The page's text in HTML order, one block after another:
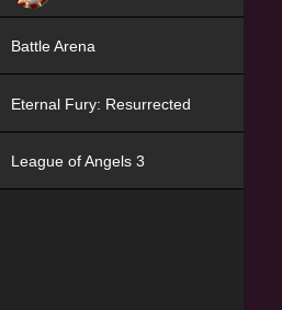
Battle Arena
Eternal Fury: Resurrected
League of Angels 3